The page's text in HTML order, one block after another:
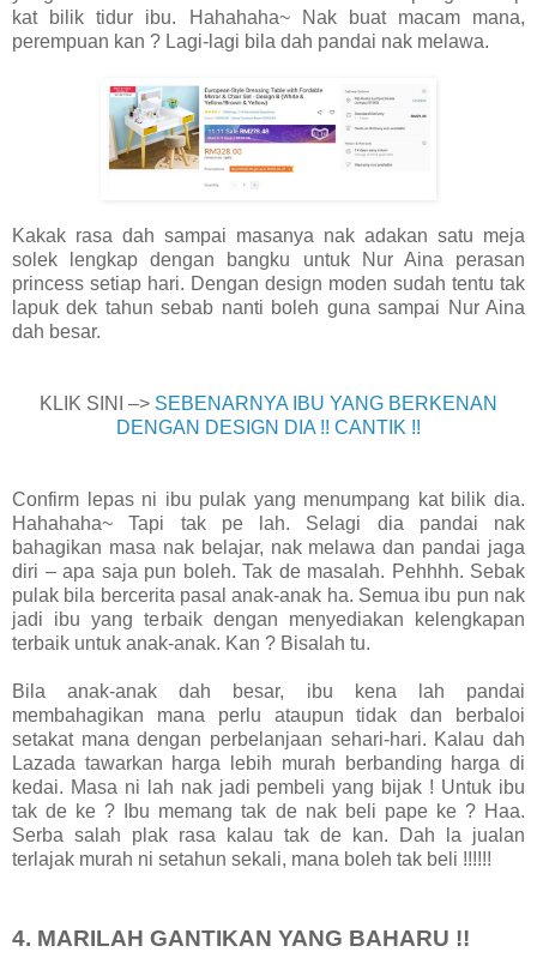
kat bilik tidur ibu. Hahahaha~ Nak buat macam mana,
perempuan kan ? Lagi-lagi bila dah pandai nak melawa.
Kakak rasa dah sampai masanya nak adakan satu meja
solek lengkap dengan bangku untuk Nur Aina perasan
princess setiap hari. Dengan design moden sudah tentu tak
lapuk dek tahun sebab nanti boleh guna sampai Nur Aina
dah besar.
KLIK SINI –> SEBENARNYA IBU YANG BERKENAN
DENGAN DESIGN DIA !! CANTIK !!
Confirm lepas ni ibu pulak yang menumpang kat bilik dia.
Hahahaha~ Tapi tak pe lah. Selagi dia pandai nak
bahagikan masa nak belajar, nak melawa dan pandai jaga
diri – apa saja pun boleh. Tak de masalah. Pehhhh. Sebak
pulak bila bercerita pasal anak-anak ha. Semua ibu pun nak
jadi ibu yang terbaik dengan menyediakan kelengkapan
terbaik untuk anak-anak. Kan ? Bisalah tu.
Bila anak-anak dah besar, ibu kena lah pandai
membahagikan mana perlu ataupun tidak dan berbaloi
setakat mana dengan perbelanjaan sehari-hari. Kalau dah
Lazada tawarkan harga lebih murah berbanding harga di
kedai. Masa ni lah nak jadi pembeli yang bijak ! Untuk ibu
tak de ke ? Ibu memang tak de nak beli pape ke ? Haa.
Serba salah plak rasa kalau tak de kan. Dah la jualan
terlajak murah ni setahun sekali, mana boleh tak beli !!!!!!
4. MARILAH GANTIKAN YANG BAHARU !!